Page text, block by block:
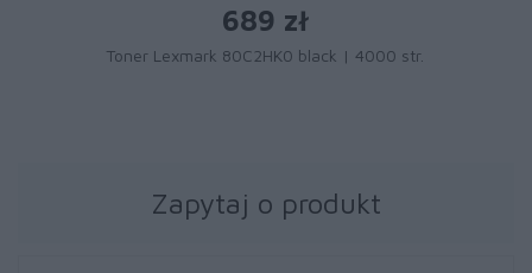
689 zł
Toner Lexmark 80C2HK0 black | 4000 str.
Zapytaj o produkt